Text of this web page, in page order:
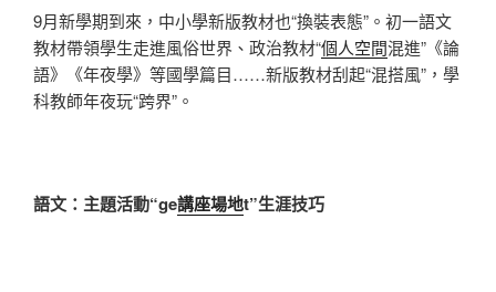
9月新學期到來，中小學新版教材也“換裝表態”。初一語文
教材帶領學生走進風俗世界、政治教材“個人空間混進”《論
語》《年夜學》等國學篇目……新版教材刮起“混搭風”，學
科教師年夜玩“跨界”。
語文：主題活動“ge講座場地t”生涯技巧